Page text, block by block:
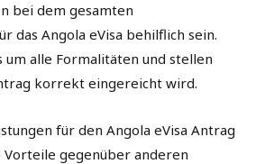
bei dem gesamten
das Angola eVisa behilflich sein.
um alle Formalitäten und stellen
korrekt eingereicht wird.
für den Angola eVisa Antrag
gegenüber anderen